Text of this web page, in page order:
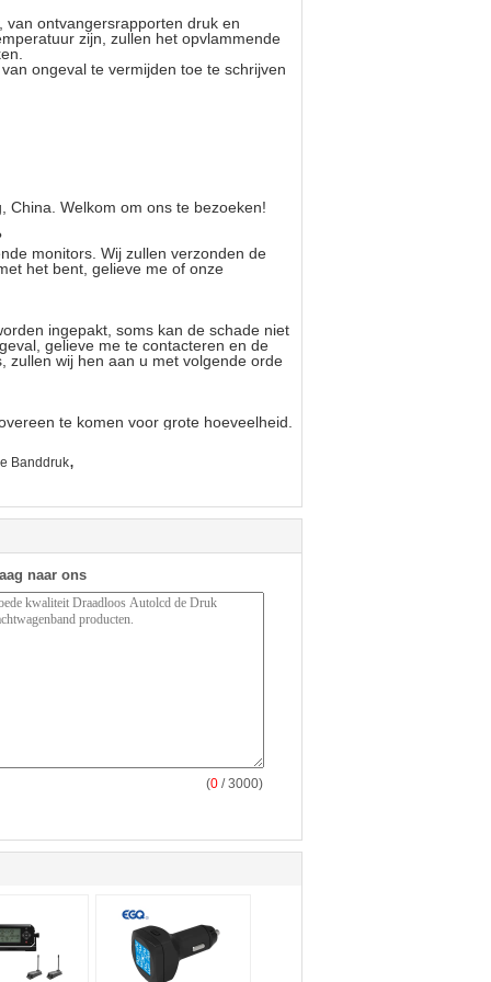
ontvangersrapporten druk en
zijn, zullen het opvlammende
ongeval te vermijden toe te schrijven
China. Welkom om ons te bezoeken!
monitors. Wij zullen verzonden de
het bent, gelieve me of onze
ingepakt, soms kan de schade niet
gelieve me te contacteren en de
zullen wij hen aan u met volgende orde
te komen voor grote hoeveelheid.
Banddruk,
naar ons
(0 / 3000)